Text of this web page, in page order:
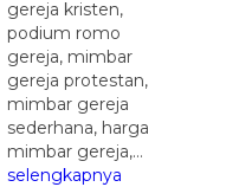
gereja kristen,
podium romo
gereja, mimbar
gereja protestan,
mimbar gereja
sederhana, harga
mimbar gereja,…
selengkapnya